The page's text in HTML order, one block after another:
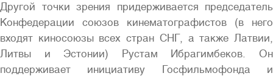
Другой точки зрения придерживается председатель
Конфедерации союзов кинематографистов (в него
входят киносоюзы всех стран СНГ, а также Латвии,
Литвы и Эстонии) Рустам Ибрагимбеков. Он
поддерживает инициативу Госфильмофонда и